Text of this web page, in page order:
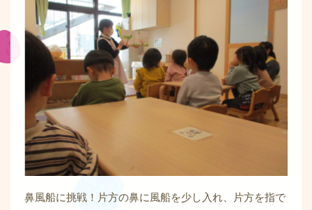
鼻風船に挑戦！片方の鼻に風船を少し入れ、片方を指で